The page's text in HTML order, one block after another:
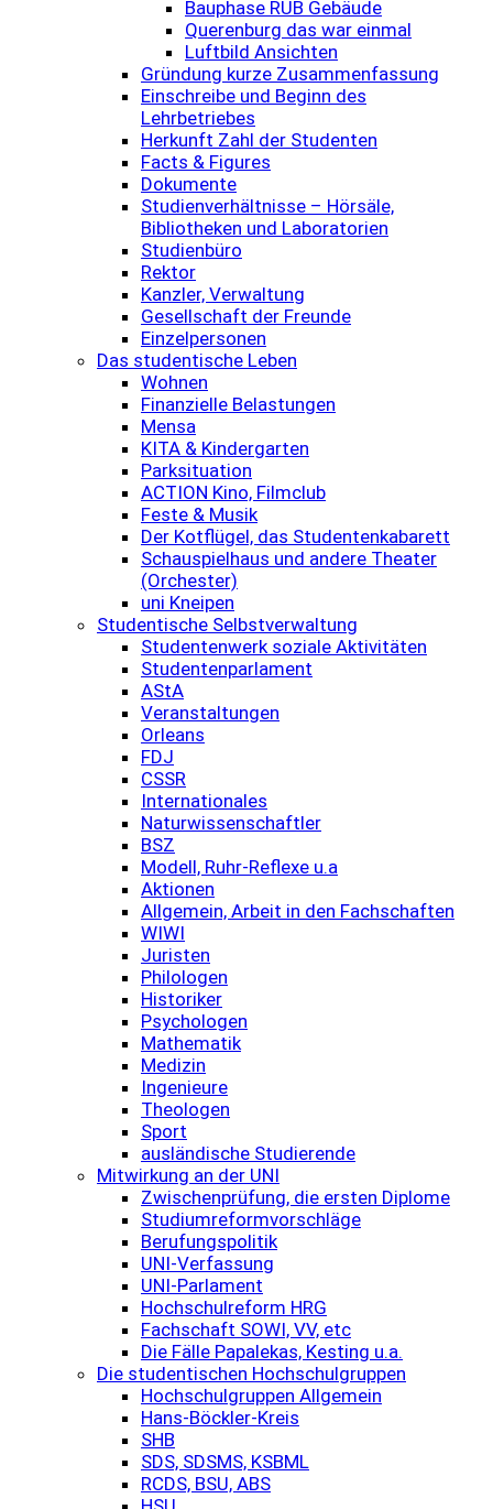
Bauphase RUB Gebäude
Querenburg das war einmal
Luftbild Ansichten
Gründung kurze Zusammenfassung
Einschreibe und Beginn des
Lehrbetriebes
Herkunft Zahl der Studenten
Facts & Figures
Dokumente
Studienverhältnisse – Hörsäle,
Bibliotheken und Laboratorien
Studienbüro
Rektor
Kanzler, Verwaltung
Gesellschaft der Freunde
Einzelpersonen
Das studentische Leben
Wohnen
Finanzielle Belastungen
Mensa
KITA & Kindergarten
Parksituation
ACTION Kino, Filmclub
Feste & Musik
Der Kotflügel, das Studentenkabarett
Schauspielhaus und andere Theater
(Orchester)
uni Kneipen
Studentische Selbstverwaltung
Studentenwerk soziale Aktivitäten
Studentenparlament
AStA
Veranstaltungen
Orleans
FDJ
CSSR
Internationales
Naturwissenschaftler
BSZ
Modell, Ruhr-Reflexe u.a
Aktionen
Allgemein, Arbeit in den Fachschaften
WIWI
Juristen
Philologen
Historiker
Psychologen
Mathematik
Medizin
Ingenieure
Theologen
Sport
ausländische Studierende
Mitwirkung an der UNI
Zwischenprüfung, die ersten Diplome
Studiumreformvorschläge
Berufungspolitik
UNI-Verfassung
UNI-Parlament
Hochschulreform HRG
Fachschaft SOWI, VV, etc
Die Fälle Papalekas, Kesting u.a.
Die studentischen Hochschulgruppen
Hochschulgruppen Allgemein
Hans-Böckler-Kreis
SHB
SDS, SDSMS, KSBML
RCDS, BSU, ABS